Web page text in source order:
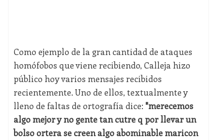
Como ejemplo de la gran cantidad de ataques
homófobos que viene recibiendo, Calleja hizo
público hoy varios mensajes recibidos
recientemente. Uno de ellos, textualmente y
lleno de faltas de ortografía dice: "merecemos
algo mejor y no gente tan cutre q por llevar un
bolso ortera se creen algo abominable maricon